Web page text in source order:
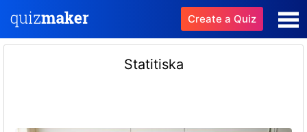
Create a Quiz
Statitiska